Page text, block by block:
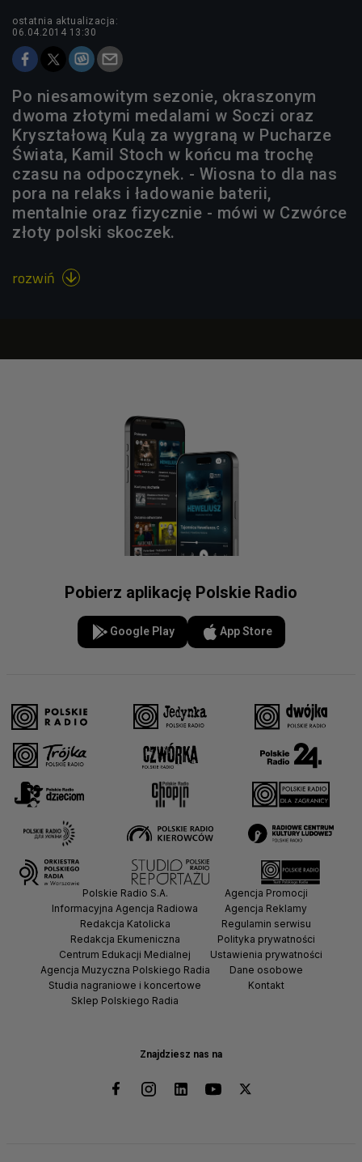
ostatnia aktualizacja:
06.04.2014 13:30
Po niesamowitym sezonie, okraszonym
dwoma złotymi medalami w Soczi oraz
Kryształową Kulą za wygraną w Pucharze
Świata, Kamil Stoch w końcu ma trochę
czasu na odpoczynek. - Wiosna to dla nas
pora na relaks i ładowanie baterii,
mentalnie oraz fizycznie - mówi w Czwórce
złoty polski skoczek.
rozwiń 
Pobierz aplikację Polskie Radio
Google Play App Store
Znajdziesz nas na
Polskie Radio S.A.
Informacyjna Agencja Radiowa
Redakcja Katolicka
Redakcja Ekumeniczna
Centrum Edukacji Medialnej
Agencja Muzyczna Polskiego Radia
Studia nagraniowe i koncertowe
Sklep Polskiego Radia
Agencja Promocji
Agencja Reklamy
Regulamin serwisu
Polityka prywatności
Ustawienia prywatności
Dane osobowe
Kontakt